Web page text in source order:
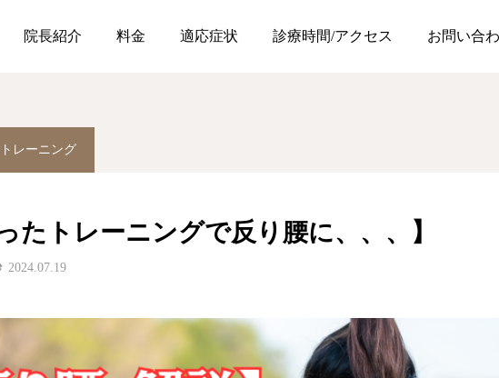
院長紹介 料金 適応症状 診療時間/アクセス お問い合
ーソナルトレーニング 【間違ったトレーニングで反り腰に、、、】
レーニング
たトレーニングで反り腰に、、、】
2024.07.19